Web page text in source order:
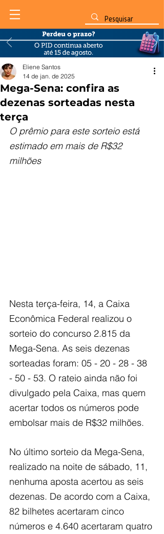
Mega-Sena: confira as
dezenas sorteadas nesta
terça
Eliene Santos
14 de jan. de 2025
O prêmio para este sorteio está
estimado em mais de R$32
milhões
Nesta terça-feira, 14, a Caixa
Econômica Federal realizou o
sorteio do concurso 2.815 da
Mega-Sena. As seis dezenas
sorteadas foram: 05 - 20 - 28 - 38
- 50 - 53. O rateio ainda não foi
divulgado pela Caixa, mas quem
acertar todos os números pode
embolsar mais de R$32 milhões.
No último sorteio da Mega-Sena,
realizado na noite de sábado, 11,
nenhuma aposta acertou as seis
dezenas. De acordo com a Caixa,
82 bilhetes acertaram cinco
números e 4.640 acertaram quatro